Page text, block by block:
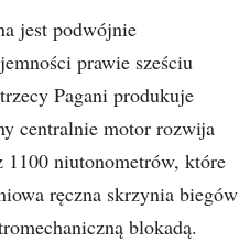
jest podwójnie
prawie sześciu
Pagani produkuje
centralnie motor rozwija
1100 niutonometrów, które
ręczna skrzynia biegów
blokadą.